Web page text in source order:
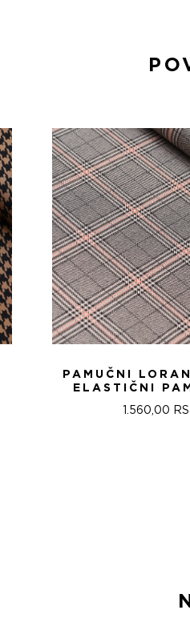
PAMUČNI
ELASTIČNI
1.560,00